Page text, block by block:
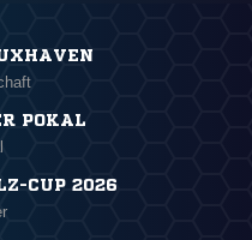
POKAL
CUP 2026